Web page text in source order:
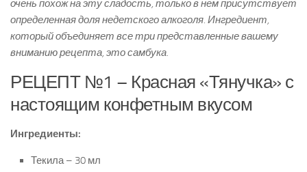
очень похож на эту сладость, только в нем присутствует
определенная доля недетского алкоголя. Ингредиент,
который объединяет все три представленные вашему
вниманию рецепта, это самбука.
РЕЦЕПТ №1 – Красная «Тянучка» с
настоящим конфетным вкусом
Ингредиенты:
Текила – 30 мл